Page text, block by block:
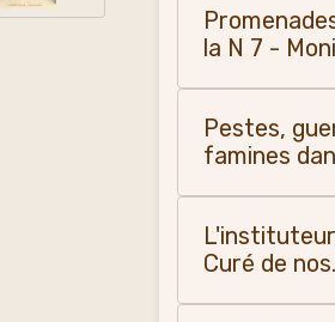
la N 7 -
Pestes,
famines
Lyonnais -
Monique
Curé de nos